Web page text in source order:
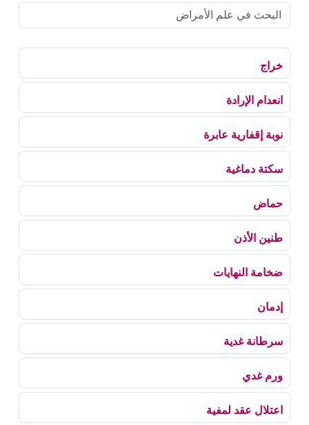
خراج
انعدام الإرادة
نوبة إقفارية عابرة
سكتة دماغية
حماض
طنين الأذن
ضخامة النهايات
إدمان
سرطانة غدية
ورم غدي
اعتلال عقد لمفية